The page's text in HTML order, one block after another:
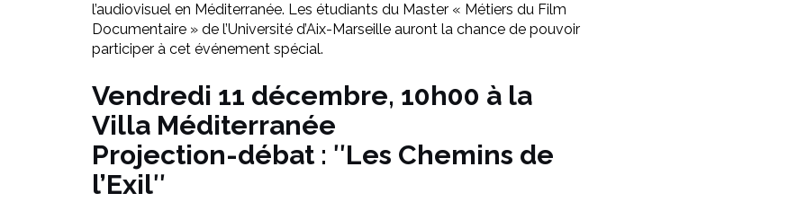
l’audiovisuel en Méditerranée. Les étudiants du Master « Métiers du Film
Documentaire » de l’Université d’Aix-Marseille auront la chance de pouvoir
participer à cet événement spécial.
Vendredi 11 décembre, 10h00 à la
Villa Méditerranée
Projection-débat : ʺLes Chemins de
l’Exilʺ